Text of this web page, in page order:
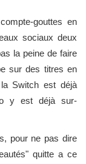
gouttes en
sociaux deux
la peine de faire
sur des titres en
Switch est déjà
y est déjà sur-
pour ne pas dire
quitte a ce